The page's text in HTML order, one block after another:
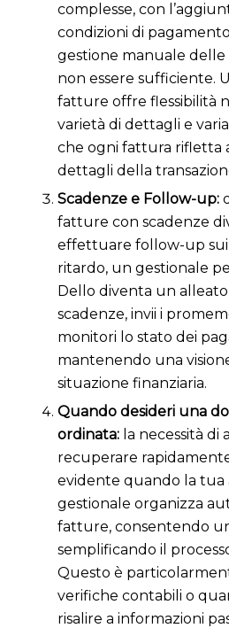
complesse, con
condizioni di
gestione manuale
non essere sufficiente.
fatture offre flessibilità
varietà di dettagli e
che ogni fattura rifletta
dettagli della
Scadenze e Follow-up:
fatture con scadenze
effettuare follow-up
ritardo, un gestionale
Dello diventa un
scadenze, invii i
monitori lo stato dei
mantenendo una
situazione finanziaria.
Quando desideri una
ordinata: la necessità di
recuperare
evidente quando la tua
gestionale organizza
fatture, consentendo
semplificando il
Questo è
verifiche contabili o
risalire a informazioni